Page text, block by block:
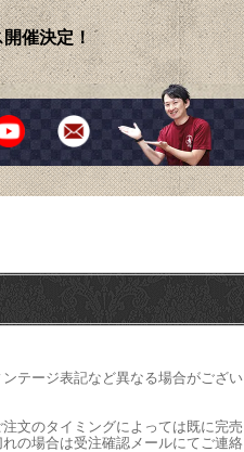
開催決定！
テージ表記など異なる場合がござい
文のタイミングによっては既に完売
の場合は受注確認メールにてご連絡